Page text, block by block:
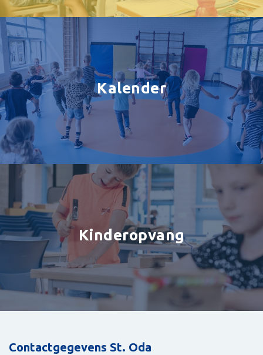
Kalender
Kinderopvang
Contactgegevens St. Oda